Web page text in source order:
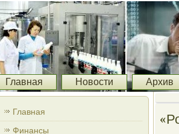
Главная Новости Архив
Главная
Финансы